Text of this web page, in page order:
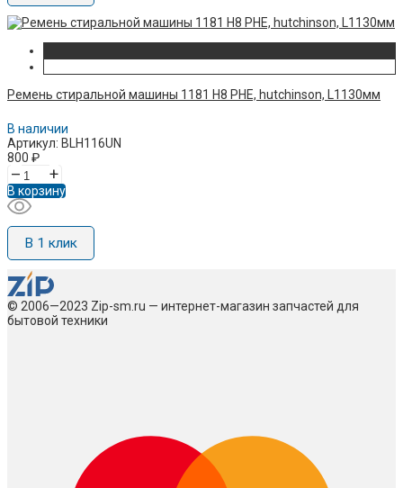
Ремень стиральной машины 1181 H8 PHE, hutchinson, L1130мм
В наличии
Артикул: BLH116UN
800 ₽
– +
В корзину
В 1 клик
© 2006—2023 Zip-sm.ru — интернет-магазин запчастей для
бытовой техники